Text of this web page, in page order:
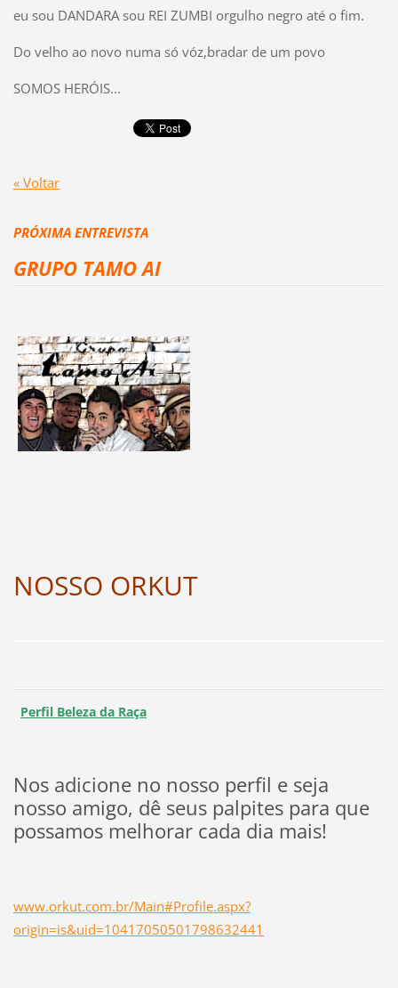
eu sou DANDARA sou REI ZUMBI orgulho negro até o fim.
Do velho ao novo numa só vóz,bradar de um povo
SOMOS HERÓIS...
« Voltar
PRÓXIMA ENTREVISTA
GRUPO TAMO AI
NOSSO ORKUT
Perfil Beleza da Raça
Nos adicione no nosso perfil e seja
nosso amigo, dê seus palpites para que
possamos melhorar cada dia mais!
www.orkut.com.br/Main#Profile.aspx?
origin=is&uid=10417050501798632441